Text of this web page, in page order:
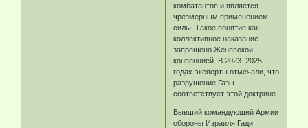
комбатантов и является
чрезмерным применением
силы. Такое понятие как
коллективное наказание
запрещено Женевской
конвенцией. В 2023–2025
годах эксперты отмечали, что
разрушение Газы
соответствует этой доктрине
Бывший командующий Армии
обороны Израиля Гади